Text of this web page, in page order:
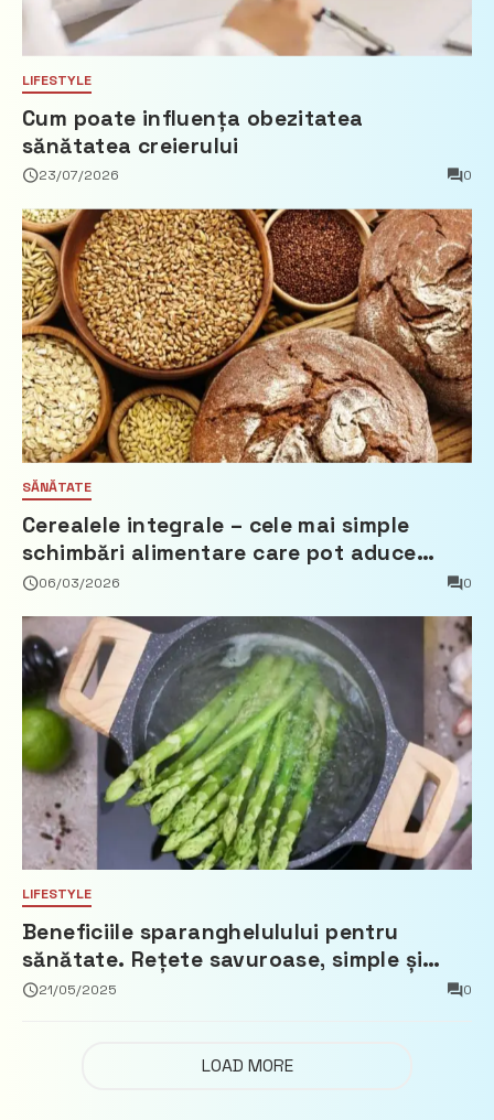
LIFESTYLE
Cum poate influența obezitatea
sănătatea creierului
23/07/2026 0
SĂNĂTATE
Cerealele integrale – cele mai simple
schimbări alimentare care pot aduce
beneficii reale
06/03/2026 0
LIFESTYLE
Beneficiile sparanghelulului pentru
sănătate. Rețete savuroase, simple și
ușor de pregătit
21/05/2025 0
LOAD MORE